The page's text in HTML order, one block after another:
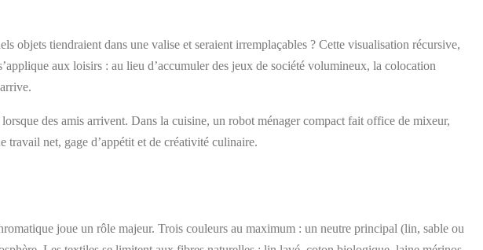
objets tiendraient dans une valise et seraient irremplaçables ? Cette visualisation récursive,
aux loisirs : au lieu d’accumuler des jeux de société volumineux, la colocation
des amis arrivent. Dans la cuisine, un robot ménager compact fait office de mixeur,
travail net, gage d’appétit et de créativité culinaire.
joue un rôle majeur. Trois couleurs au maximum : un neutre principal (lin, sable ou